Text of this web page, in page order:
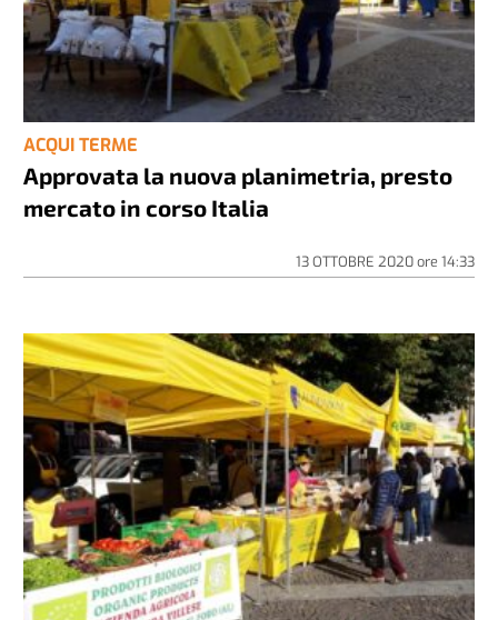
ACQUI TERME
Approvata la nuova planimetria, presto
mercato in corso Italia
13 OTTOBRE 2020ore 14:33